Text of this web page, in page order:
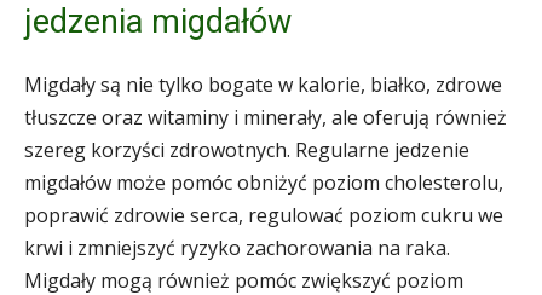
jedzenia migdałów
Migdały są nie tylko bogate w kalorie, białko, zdrowe
tłuszcze oraz witaminy i minerały, ale oferują również
szereg korzyści zdrowotnych. Regularne jedzenie
migdałów może pomóc obniżyć poziom cholesterolu,
poprawić zdrowie serca, regulować poziom cukru we
krwi i zmniejszyć ryzyko zachorowania na raka.
Migdały mogą również pomóc zwiększyć poziom